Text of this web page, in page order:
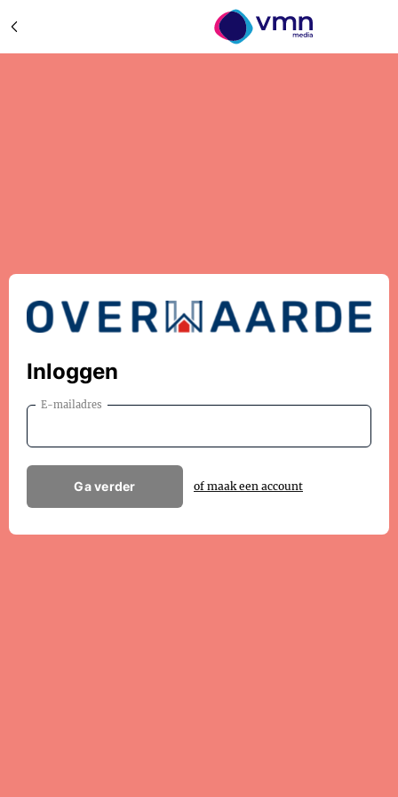
Inloggen
E-mailadres
Ga verder of maak een account